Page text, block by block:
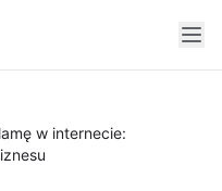
w internecie: